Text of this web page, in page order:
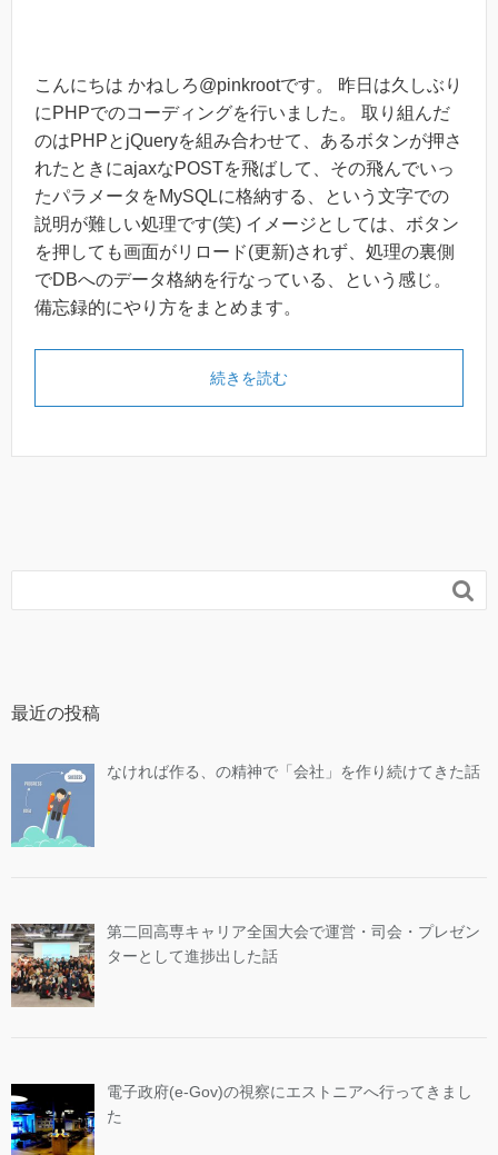
こんにちは かねしろ@pinkrootです。 昨日は久しぶり
にPHPでのコーディングを行いました。 取り組んだ
のはPHPとjQueryを組み合わせて、あるボタンが押さ
れたときにajaxなPOSTを飛ばして、その飛んでいっ
たパラメータをMySQLに格納する、という文字での
説明が難しい処理です(笑) イメージとしては、ボタン
を押しても画面がリロード(更新)されず、処理の裏側
でDBへのデータ格納を行なっている、という感じ。
備忘録的にやり方をまとめます。
続きを読む

最近の投稿
なければ作る、の精神で「会社」を作り続けてきた話
第二回高専キャリア全国大会で運営・司会・プレゼン
ターとして進捗出した話
電子政府(e-Gov)の視察にエストニアへ行ってきまし
た